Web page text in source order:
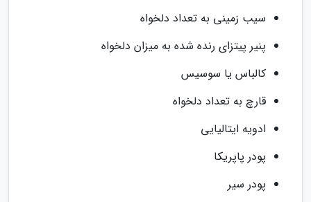
سیب زمینی به تعداد دلخواه
پنیر پیتزای رنده شده به میزان دلخواه
کالباس یا سوسیس
قارچ به تعداد دلخواه
ادویه ایتالیایی
پودر پاپریکا
پودر سیر